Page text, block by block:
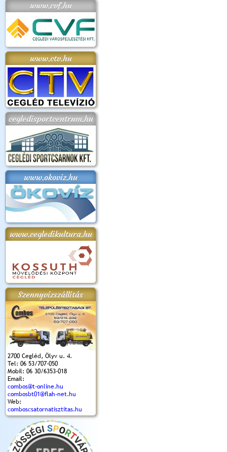
www.cvf.hu
www.ctv.hu
cegledisportcentrum.hu
www.okoviz.hu
www.cegledikultura.hu
Szennyvízszállítás
2700 Cegléd, Ölyv u. 4.
Tel: 06 53/707-050
Mobil: 06 30/6353-018
Email:
combos@t-online.hu
combosbt01@flah-net.hu
Web:
comboscsatornatisztitas.hu
2018.
Kossuth Toborzó
Ünnepély
Szent István Ünnepe
(2017. 08. 20.)